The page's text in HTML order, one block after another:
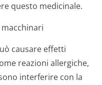
questo medicinale.
causare effetti
reazioni allergiche,
interferire con la